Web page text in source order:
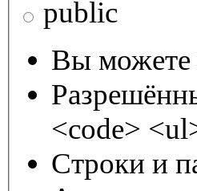
public
Вы можете
<code>
Строки и